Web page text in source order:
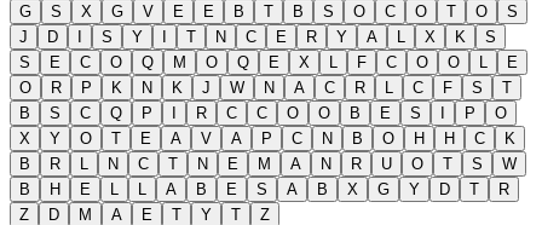
G
S X G V E E B T B S O C O T O
S
J
D I S Y I T N C E R Y A L X K
S
S
E C O Q M O Q E X L F C O O L
E
O
R P K N K J W N A C R L C F S
T
B
S C Q P I R C C O O B E S I P
O
X
Y O T E A V A P C N B O H H C
K
B
R L N C T N E M A N R U O T S
W
B
H E L L A B E S A B X G Y D T
R
Z
D M A E T Y T Z